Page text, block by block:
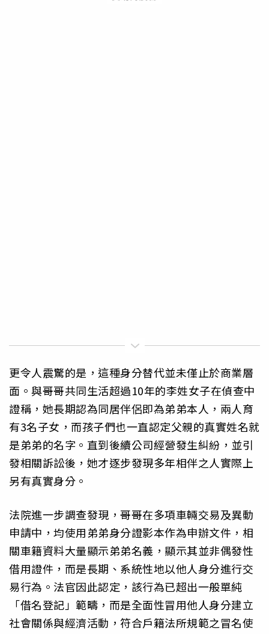
更令人震驚的是，這種身分替代並未僅止於商業層
面。與哥哥共同生活超過10年的李姓女子在偵查中
證稱，她長期認為同居伴侶即為弟弟本人，兩人育
有3名子女，而孩子們也一直認定父親的真實姓名就
是弟弟的名字。直到後續公司經營發生糾紛，並引
發相關訴訟後，她才逐步發現多年相伴之人實際上
另有真實身分。
法院進一步調查發現，哥哥在多項車輛交易及異動
申請中，均使用弟弟身分證影本作為申辦文件，相
關車籍資料大量顯示弟弟名義，顯示其並非偶發性
借用證件，而是長期、系統性地以他人身分進行交
易行為。法官因此認定，該行為已超出一般單純
「借名登記」範疇，而是全面性冒用他人身分建立
社會關係與經濟活動，符合戶籍法所規範之冒名使